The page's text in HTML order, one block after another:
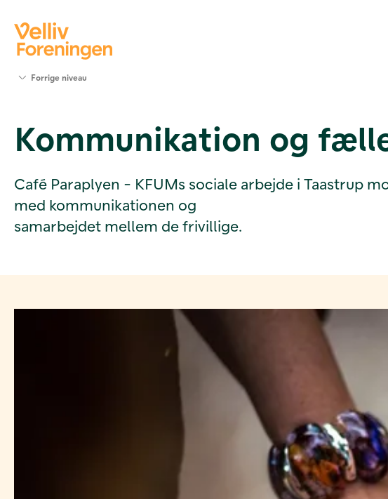
Værktøjer
og viden
Foreningen
Kontakt
os
Forrige niveau
Kommunikation og
Café Paraplyen - KFUMs sociale arbejde i Taastrup
med kommunikationen og
samarbejdet mellem de frivillige.